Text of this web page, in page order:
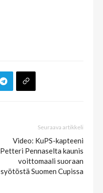
Seuraava artikkeli
Video: KuPS-kapteeni
Petteri Pennaselta kaunis
voittomaali suoraan
syötöstä Suomen Cupissa